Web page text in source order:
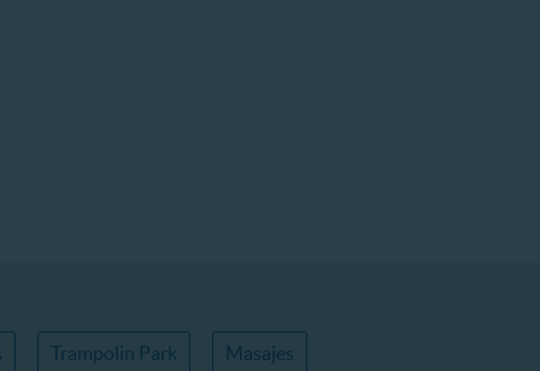
Trampolin Park Masajes